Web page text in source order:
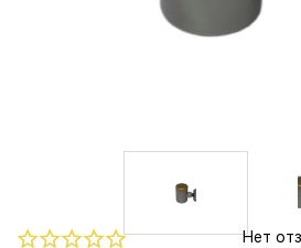
Нет